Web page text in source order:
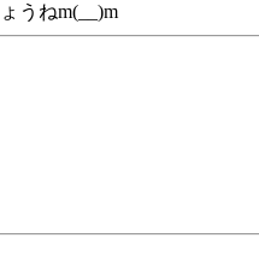
うねm(__)m